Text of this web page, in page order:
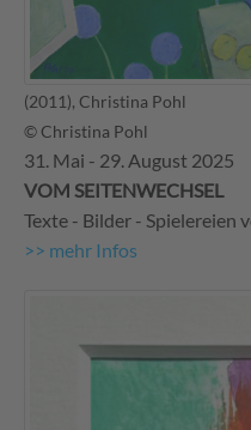
(2011), Christina Pohl
© Christina Pohl
31. Mai - 29. August 2025
VOM SEITENWECHSEL
Texte - Bilder - Spielereien
>> mehr Infos